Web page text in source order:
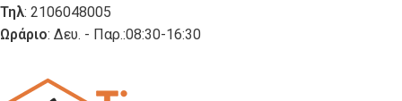
Τηλ: 2106048005
Ωράριο: Δευ. - Παρ.:08:30-16:30